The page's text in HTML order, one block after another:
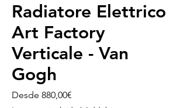
Radiatore Elettrico
Art Factory
Verticale - Van
Gogh
Desde 880,00€
de